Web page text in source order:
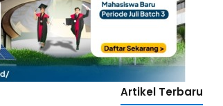
Artikel Terbaru